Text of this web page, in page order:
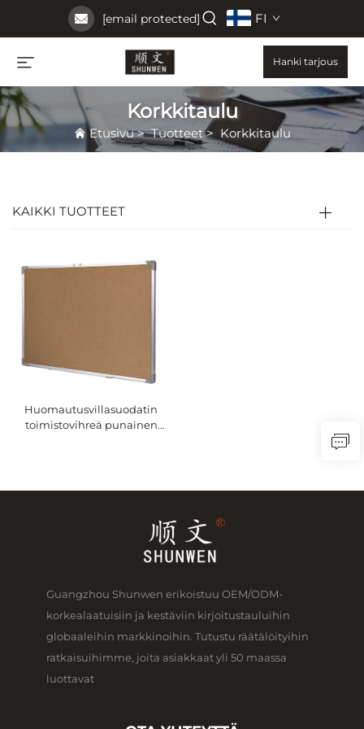
[email protected] FI
Hanki tarjous
Korkkitaulu
Etusivu>Tuotteet> Korkkitaulu
KAIKKI TUOTTEET
Huomautusvillasuodatin
toimistovihreä punainen
Guangzhou Shunwen erikoistuu OEM/ODM-
korkealaatuisiin ja kestäviin kirjoitustauluihin
globaaleihin markkinoihin. Tutustu räätälöityihin
ratkaisuihimme, joita asiakkaat yli 50 maassa
luottavat